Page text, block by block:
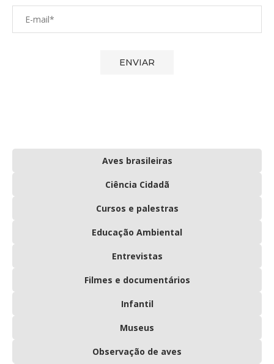
Aves brasileiras
Ciência Cidadã
Cursos e palestras
Educação Ambiental
Entrevistas
Filmes e documentários
Infantil
Museus
Observação de aves